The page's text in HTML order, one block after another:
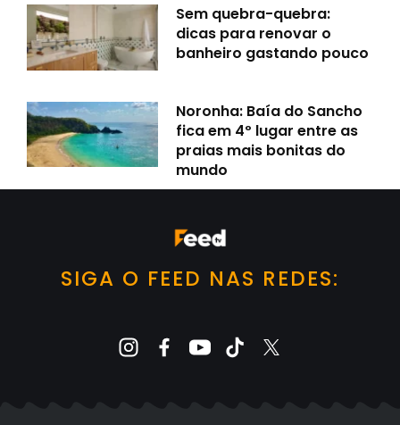
Sem quebra-quebra:
dicas para renovar o
banheiro gastando pouco
Noronha: Baía do Sancho
fica em 4º lugar entre as
praias mais bonitas do
mundo
SIGA O FEED NAS REDES: